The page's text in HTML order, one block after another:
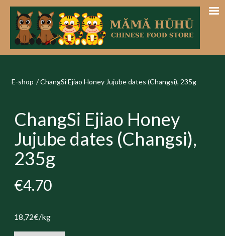
E-shop /ChangSi Ejiao Honey Jujube dates (Changsi), 235g
ChangSi Ejiao Honey
Jujube dates (Changsi),
235g
€4.70
18,72€/kg